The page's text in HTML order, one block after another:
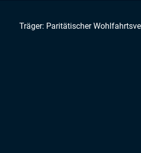
Träger: Paritätischer